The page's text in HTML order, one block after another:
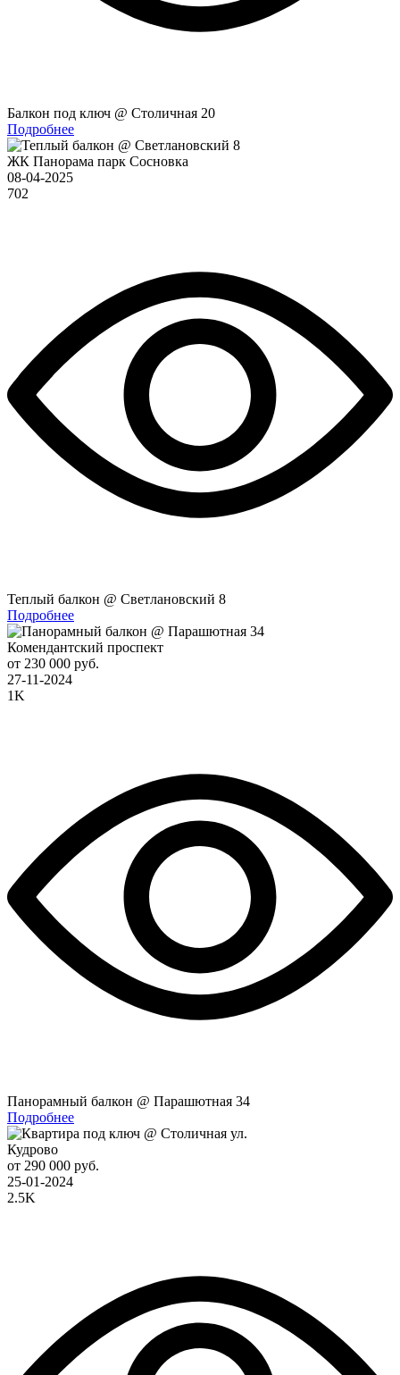
Балкон под ключ @ Столичная 20
Подробнее
ЖК Панорама парк Сосновка
08-04-2025
702
Теплый балкон @ Светлановский 8
Подробнее
Комендантский проспект
от 230 000 руб.
27-11-2024
1K
Панорамный балкон @ Парашютная 34
Подробнее
Кудрово
от 290 000 руб.
25-01-2024
2.5K